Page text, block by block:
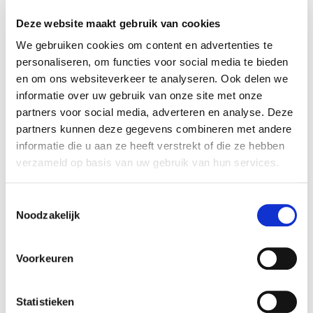
Deze website maakt gebruik van cookies
We gebruiken cookies om content en advertenties te
personaliseren, om functies voor social media te bieden
en om ons websiteverkeer te analyseren. Ook delen we
informatie over uw gebruik van onze site met onze
partners voor social media, adverteren en analyse. Deze
partners kunnen deze gegevens combineren met andere
informatie die u aan ze heeft verstrekt of die ze hebben
verzameld op basis van uw gebruik van hun services.
Noodzakelijk
Voorkeuren
Statistieken
een duurzame en mooie afwerking. Of je nu een
decoratieve touch wilt toevoegen of een beschermende
laag wilt creëren. Atlas optiFarba is de ideale keuze voor
een langdurige uitstraling!
Cementpleisters, cem-wap, dunne laag minerale pleisters,
gipspleisters en pleisters, polymeerpleisters, gipsplaten,
bakstenen, blokken, holle bakstenen.